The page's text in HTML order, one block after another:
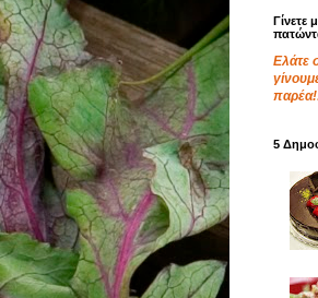
Γίνετε
Ελάτε
5